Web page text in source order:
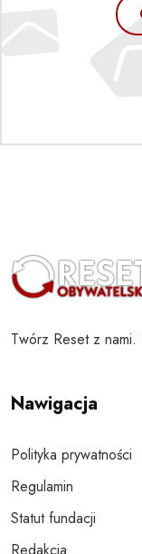
Twórz Reset z
Nawigacja
Polityka prywatności
Regulamin
Statut fundacji